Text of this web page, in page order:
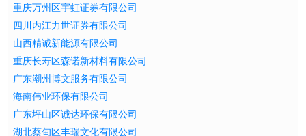
重庆万州区宇虹证券有限公司
四川内江力世证券有限公司
山西精诚新能源有限公司
重庆长寿区森诺新材料有限公司
广东潮州博文服务有限公司
海南伟业环保有限公司
广东坪山区诚达环保有限公司
湖北蔡甸区丰瑞文化有限公司